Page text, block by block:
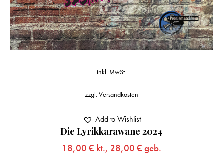
Die Lyrikkarawane 2024
18,00 € kt., 28,00 € geb.
inkl. MwSt.
zzgl.Versandkosten
Add to Wishlist